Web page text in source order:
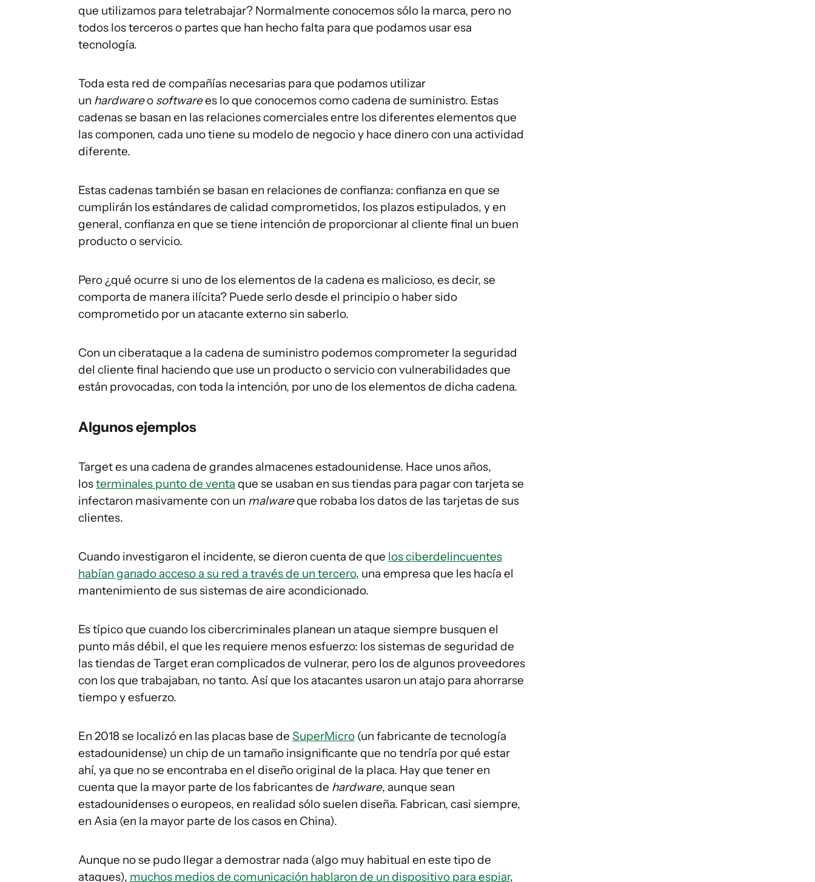
que utilizamos para teletrabajar? Normalmente conocemos sólo la marca, pero no
todos los terceros o partes que han hecho falta para que podamos usar esa
tecnología.
Toda esta red de compañías necesarias para que podamos utilizar
un hardwareo softwarees lo que conocemos como cadena de suministro. Estas
cadenas se basan en las relaciones comerciales entre los diferentes elementos que
las componen, cada uno tiene su modelo de negocio y hace dinero con una actividad
diferente.
Estas cadenas también se basan en relaciones de confianza: confianza en que se
cumplirán los estándares de calidad comprometidos, los plazos estipulados, y en
general, confianza en que se tiene intención de proporcionar al cliente final un buen
producto o servicio.
Pero ¿qué ocurre si uno de los elementos de la cadena es malicioso, es decir, se
comporta de manera ilícita? Puede serlo desde el principio o haber sido
comprometido por un atacante externo sin saberlo.
Con un ciberataque a la cadena de suministro podemos comprometer la seguridad
del cliente final haciendo que use un producto o servicio con vulnerabilidades que
están provocadas, con toda la intención, por uno de los elementos de dicha cadena.
Algunos ejemplos
Target es una cadena de grandes almacenes estadounidense. Hace unos años,
losterminales punto de venta que se usaban en sus tiendas para pagar con tarjeta se
infectaron masivamente con un malwareque robaba los datos de las tarjetas de sus
clientes.
Cuando investigaron el incidente, se dieron cuenta de que los ciberdelincuentes
habían ganado acceso a su red a través de un tercero, una empresa que les hacía el
mantenimiento de sus sistemas de aire acondicionado.
Es típico que cuando los cibercriminales planean un ataque siempre busquen el
punto más débil, el que les requiere menos esfuerzo: los sistemas de seguridad de
las tiendas de Target eran complicados de vulnerar, pero los de algunos proveedores
con los que trabajaban, no tanto. Así que los atacantes usaron un atajo para ahorrarse
tiempo y esfuerzo.
En 2018 se localizó en las placas base de SuperMicro (un fabricante de tecnología
estadounidense) un chip de un tamaño insignificante que no tendría por qué estar
ahí, ya que no se encontraba en el diseño original de la placa. Hay que tener en
cuenta que la mayor parte de los fabricantes de hardware, aunque sean
estadounidenses o europeos, en realidad sólo suelen diseña. Fabrican, casi siempre,
en Asia (en la mayor parte de los casos en China).
Aunque no se pudo llegar a demostrar nada (algo muy habitual en este tipo de
ataques), muchos medios de comunicación hablaron de un dispositivo para espiar,